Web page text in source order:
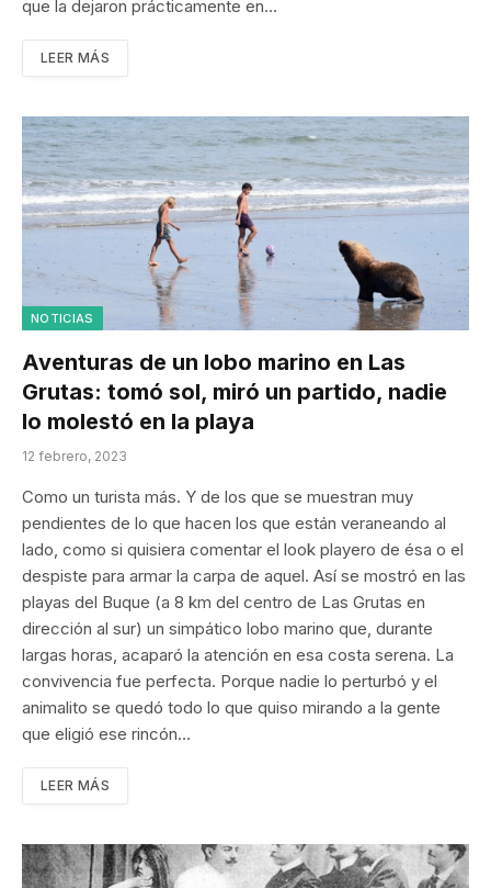
que la dejaron prácticamente en…
LEER MÁS
NOTICIAS
Aventuras de un lobo marino en Las
Grutas: tomó sol, miró un partido, nadie
lo molestó en la playa
12 febrero, 2023
Como un turista más. Y de los que se muestran muy
pendientes de lo que hacen los que están veraneando al
lado, como si quisiera comentar el look playero de ésa o el
despiste para armar la carpa de aquel. Así se mostró en las
playas del Buque (a 8 km del centro de Las Grutas en
dirección al sur) un simpático lobo marino que, durante
largas horas, acaparó la atención en esa costa serena. La
convivencia fue perfecta. Porque nadie lo perturbó y el
animalito se quedó todo lo que quiso mirando a la gente
que eligió ese rincón…
LEER MÁS